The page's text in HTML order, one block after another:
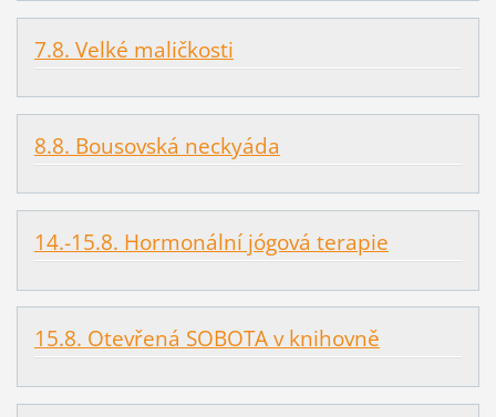
7.8. Velké maličkosti
8.8. Bousovská neckyáda
14.-15.8. Hormonální jógová terapie
15.8. Otevřená SOBOTA v knihovně